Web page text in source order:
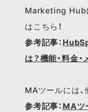
Marketing Hub
は​こちら！
参考記事：
は？機能・料金
MAツールには、​
参考記事： MAツ